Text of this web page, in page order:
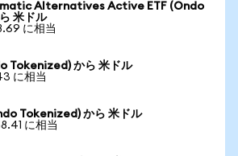
Alternatives Active ETF (Ondo
米ドル
に相当
Tokenized) から 米ドル
に相当
Tokenized) から 米ドル
に相当